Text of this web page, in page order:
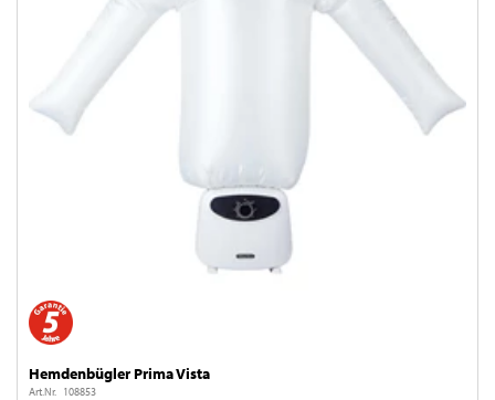
Hemdenbügler Prima Vista
Art.Nr. 108853